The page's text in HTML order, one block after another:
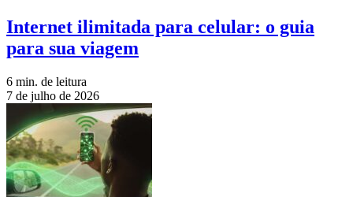
Internet ilimitada para celular: o guia
para sua viagem
6 min. de leitura
7 de julho de 2026